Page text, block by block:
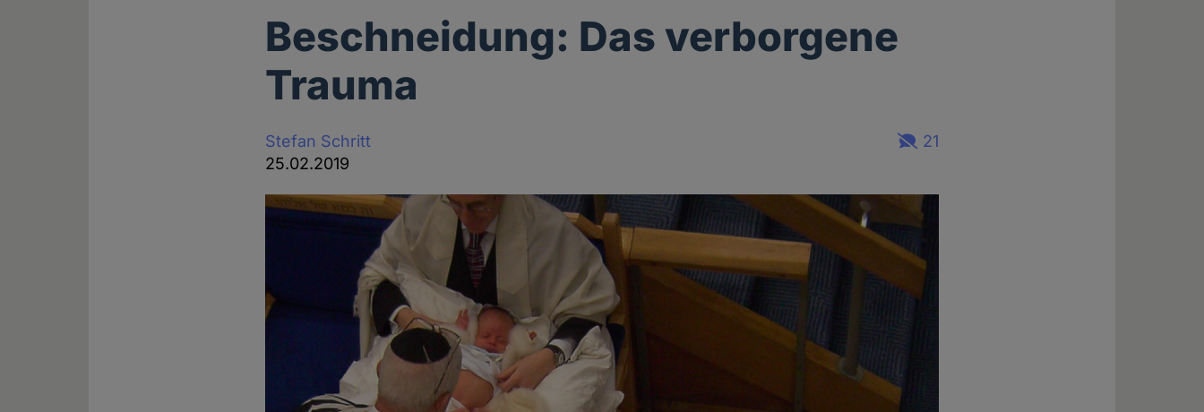
Beschneidung: Das verborgene
Trauma
Stefan Schritt
25.02.2019
21